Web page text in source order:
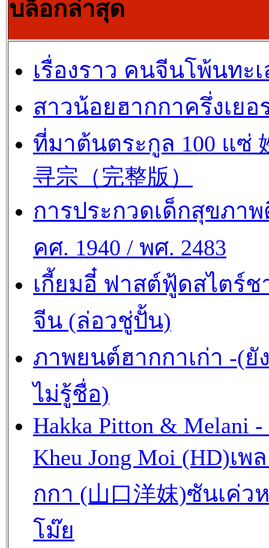
บล็อกล่าสุด
เรื่องราว คนจีนโพ้นทะ
สาวน้อยฮากกาครึ่งเยอ
ที่มาต้นตระกูล 100 แซ่
寻宗（完整版）
การประกวดเด็กสุขภา
คศ. 1940 / พศ. 2483
เกี้ยมอี๋ ฟาสต์ฟู้ดสไตร์ช
จีน (ล่อวชู่ปั้น)
ภาพยนต์ฮากกาเก่า -(ยั
ไม่รู้ชื่อ)
Hakka Pitton & Melani -
Kheu Jong Moi (HD)เพ
กกา (山口洋妺)ซันเค่ว
โม๊ย